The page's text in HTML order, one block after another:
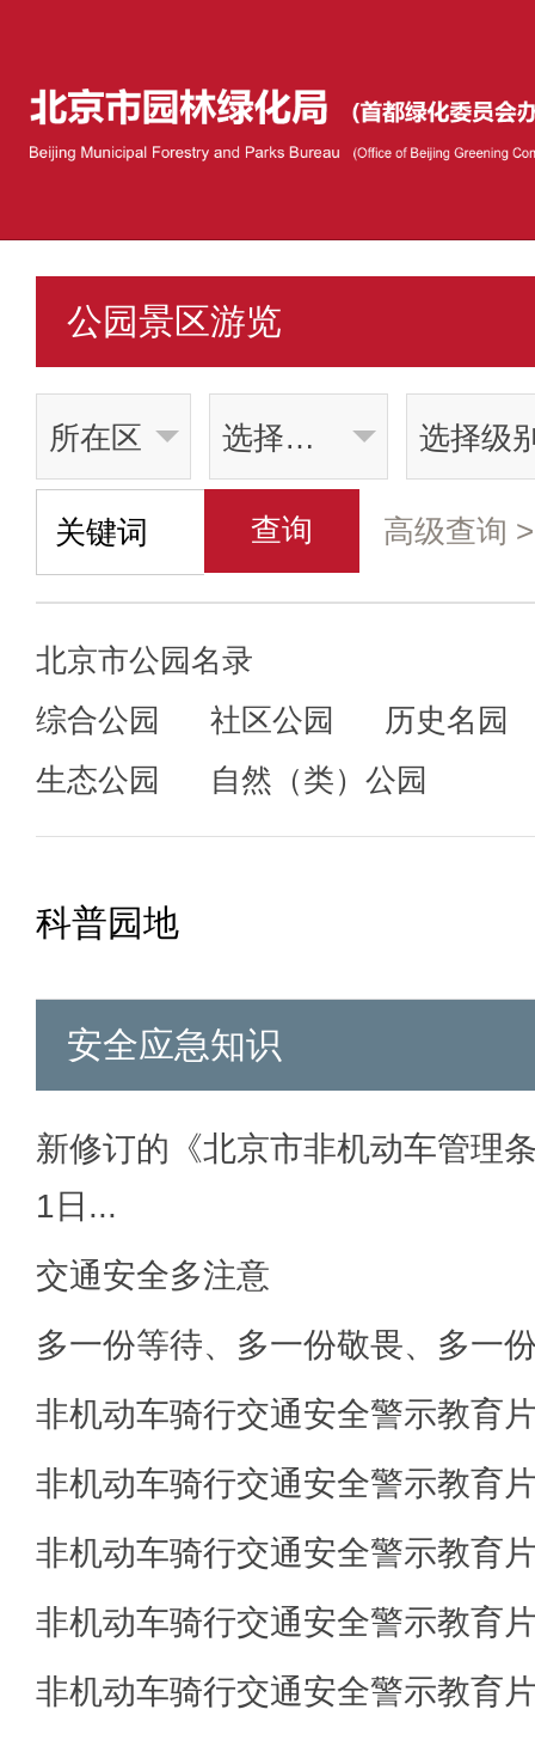
公园景区游览
所在区 选择类别 选择级
查询 高级查询 >
北京市公园名录
综合公园
社区公园
历史名园
生态公园
自然（类）公园
科普园地
安全应急知识
新修订的《北京市非机动车管理
1日...
交通安全多注意
多一份等待、多一份敬畏、多一
非机动车骑行交通安全警示教
非机动车骑行交通安全警示教
非机动车骑行交通安全警示教
非机动车骑行交通安全警示教
非机动车骑行交通安全警示教